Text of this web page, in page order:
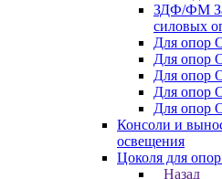
ЗДФ/ФМ
силовых
Для опор
Для опор
Для опор
Для опор
Для опор
Консоли и
освещения
Цоколя для
Назад